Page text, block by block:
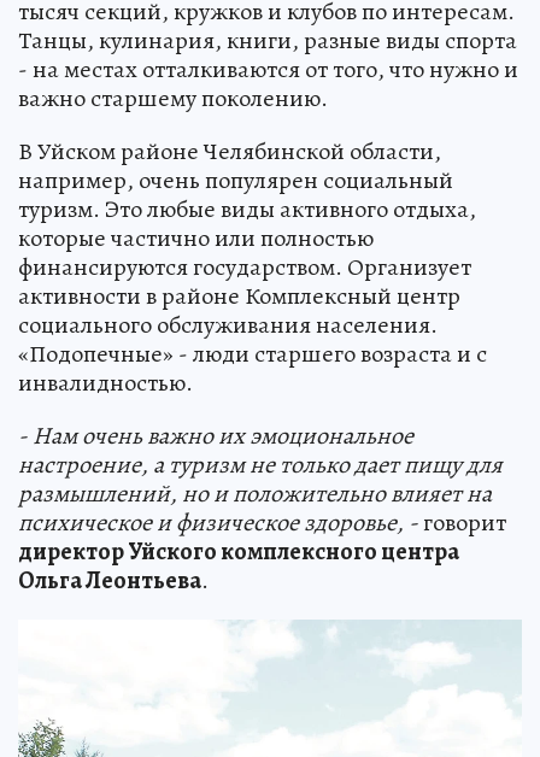
тысяч секций, кружков и клубов по интересам.
Танцы, кулинария, книги, разные виды спорта
- на местах отталкиваются от того, что нужно и
важно старшему поколению.
В Уйском районе Челябинской области,
например, очень популярен социальный
туризм. Это любые виды активного отдыха,
которые частично или полностью
финансируются государством. Организует
активности в районе Комплексный центр
социального обслуживания населения.
«Подопечные» - люди старшего возраста и с
инвалидностью.
- Нам очень важно их эмоциональное
настроение, а туризм не только дает пищу для
размышлений, но и положительно влияет на
психическое и физическое здоровье, -говорит
директор Уйского комплексного центра
Ольга Леонтьева.